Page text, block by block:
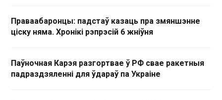
Праваабаронцы: падстаў казаць пра змяншэнне
ціску няма. Хронікі рэпрэсій 6 жніўня
Паўночная Карэя разгортвае ў РФ свае ракетныя
падраздзяленні для ўдараў па Украіне